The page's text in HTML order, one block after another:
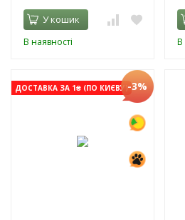
У кошик
В наявності В
ДОСТАВКА ЗА 1₴ (ПО КИЄВУ)-3%